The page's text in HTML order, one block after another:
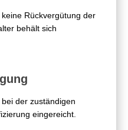
Rückvergütung der
behält sich
der zuständigen
eingereicht.